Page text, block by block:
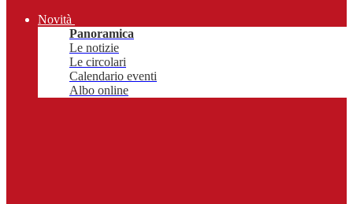
Novità
Panoramica
Le notizie
Le circolari
Calendario eventi
Albo online